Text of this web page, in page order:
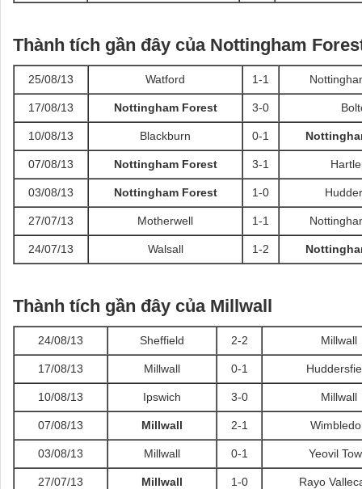
Thành tích gần đây của Nottingham
25/08/13 Watford 1-1
17/08/13 Nottingham Forest 3-0
10/08/13 Blackburn 0-1
07/08/13 Nottingham Forest 3-1
03/08/13 Nottingham Forest 1-0
27/07/13 Motherwell 1-1
24/07/13 Walsall 1-2
Thành tích gần đây của Millwall
24/08/13 Sheffield 2-2 Millwall
17/08/13 Millwall 0-1
10/08/13 Ipswich 3-0 Millwall
07/08/13 Millwall 2-1
03/08/13 Millwall 0-1 Yeovil
27/07/13 Millwall 1-0 Rayo